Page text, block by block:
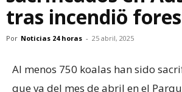
tras incendiö
Por Noticias 24 horas - 25 abril, 2025
Al menos 750 koalas han sido
que va del mes de abril en el